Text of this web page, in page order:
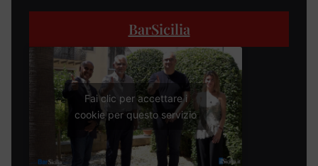
BarSicilia
Fai clic per accettare i
cookie per questo servizio